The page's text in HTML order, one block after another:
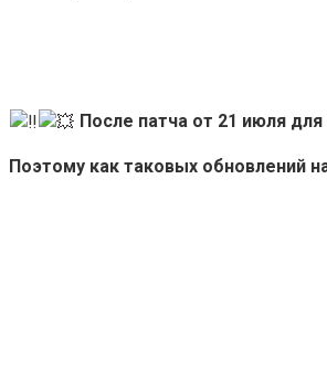
После патча от 21 июля
Поэтому как таковых обновлений